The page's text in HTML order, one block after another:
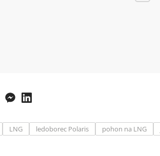
LNG ledoborec Polaris pohon na LNG